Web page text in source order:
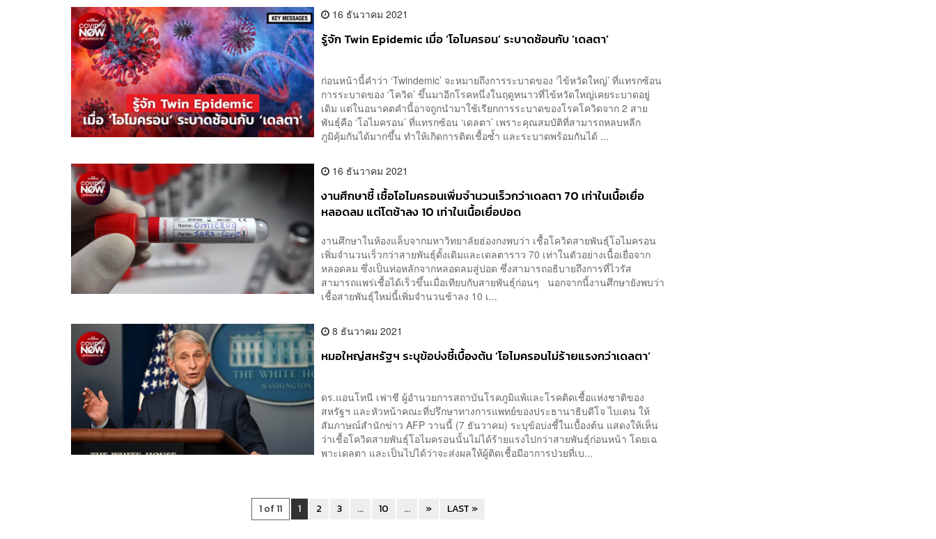
16 ธันวาคม 2021
รู้จัก Twin Epidemic เมื่อ ‘โอไมครอน’ ระบาดซ้อนกับ ‘เดลตา’
ก่อนหน้านี้คำว่า ‘Twindemic’ จะหมายถึงการระบาดของ ‘ไข้หวัดใหญ่’ ที่แทรกซ้อน
การระบาดของ ‘โควิด’ ขึ้นมาอีกโรคหนึ่งในฤดูหนาวที่ไข้หวัดใหญ่เคยระบาดอยู่
เดิม แต่ในอนาคตคำนี้อาจถูกนำมาใช้เรียกการระบาดของโรคโควิดจาก 2 สาย
พันธุ์คือ ‘โอไมครอน’ ที่แทรกซ้อน ‘เดลตา’ เพราะคุณสมบัติที่สามารถหลบหลีก
ภูมิคุ้มกันได้มากขึ้น ทำให้เกิดการติดเชื้อซ้ำ และระบาดพร้อมกันได้ ...
16 ธันวาคม 2021
งานศึกษาชี้ เชื้อโอไมครอนเพิ่มจำนวนเร็วกว่าเดลตา 70 เท่าในเนื้อเยื่อ
หลอดลม แต่โตช้าลง 10 เท่าในเนื้อเยื่อปอด
งานศึกษาในห้องแล็บจากมหาวิทยาลัยฮ่องกงพบว่า เชื้อโควิดสายพันธุ์โอไมครอน
เพิ่มจำนวนเร็วกว่าสายพันธุ์ดั้งเดิมและเดลตาราว 70 เท่าในตัวอย่างเนื้อเยื่อจาก
หลอดลม ซึ่งเป็นท่อหลักจากหลอดลมสู่ปอด ซึ่งสามารถอธิบายถึงการที่ไวรัส
สามารถแพร่เชื้อได้เร็วขึ้นเมื่อเทียบกับสายพันธุ์ก่อนๆ นอกจากนี้งานศึกษายังพบว่า
เชื้อสายพันธุ์ใหม่นี้เพิ่มจำนวนช้าลง 10 เ...
8 ธันวาคม 2021
หมอใหญ่สหรัฐฯ ระบุข้อบ่งชี้เบื้องต้น ‘โอไมครอนไม่ร้ายแรงกว่าเดลตา’
ดร.แอนโทนี เฟาชี ผู้อำนวยการสถาบันโรคภูมิแพ้และโรคติดเชื้อแห่งชาติของ
สหรัฐฯ และหัวหน้าคณะที่ปรึกษาทางการแพทย์ของประธานาธิบดีโจ ไบเดน ให้
สัมภาษณ์สำนักข่าว AFP วานนี้ (7 ธันวาคม) ระบุข้อบ่งชี้ในเบื้องต้น แสดงให้เห็น
ว่าเชื้อโควิดสายพันธุ์โอไมครอนนั้นไม่ได้ร้ายแรงไปกว่าสายพันธุ์ก่อนหน้า โดยเฉ
พาะเดลตา และเป็นไปได้ว่าจะส่งผลให้ผู้ติดเชื้อมีอาการป่วยที่เบ...
1 of 11 1 2 3 ... 10 ... » LAST »